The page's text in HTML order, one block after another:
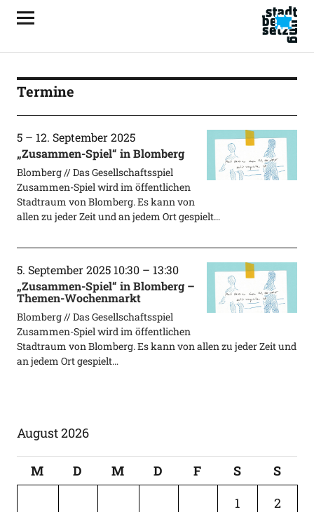
Termine
5– 12. September 2025
„Zusammen-Spiel“ in Blomberg
Blomberg // Das Gesellschaftsspiel
Zusammen-Spiel wird im öffentlichen
Stadtraum von Blomberg. Es kann von
allen zu jeder Zeit und an jedem Ort gespielt…
5. September 2025 10:30– 13:30
„Zusammen-Spiel“ in Blomberg –
Themen-Wochenmarkt
Blomberg // Das Gesellschaftsspiel
Zusammen-Spiel wird im öffentlichen
Stadtraum von Blomberg. Es kann von allen zu jeder Zeit und
an jedem Ort gespielt…
August 2026
M D M D F S
S
1
2